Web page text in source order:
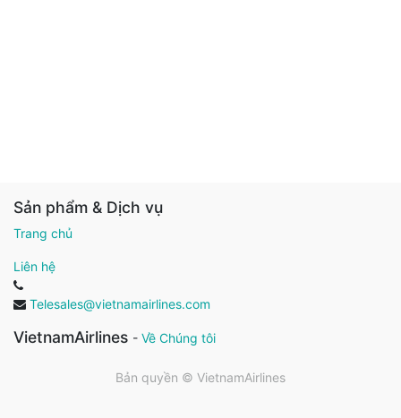
Sản phẩm & Dịch vụ
Trang chủ
Liên hệ
Telesales@vietnamairlines.com
VietnamAirlines - Về Chúng tôi
Bản quyền © VietnamAirlines